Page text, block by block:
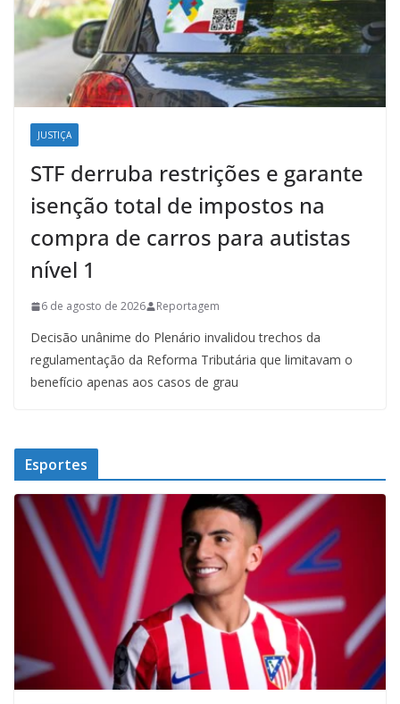
JUSTIÇA
STF derruba restrições e garante
isenção total de impostos na
compra de carros para autistas
nível 1
6 de agosto de 2026 Reportagem
Decisão unânime do Plenário invalidou trechos da
regulamentação da Reforma Tributária que limitavam o
benefício apenas aos casos de grau
Esportes